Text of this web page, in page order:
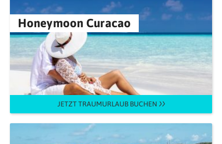
Honeymoon Curacao
JETZT TRAUMURLAUB BUCHEN